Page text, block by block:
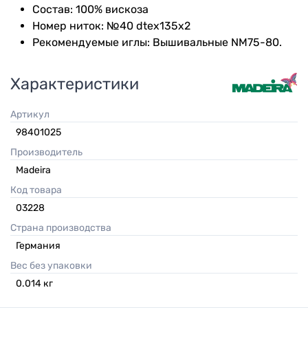
Состав: 100% вискоза
Номер ниток: №40 dtex135x2
Рекомендуемые иглы: Вышивальные NM75-80.
Характеристики
Артикул
98401025
Производитель
Madeira
Код товара
03228
Страна производства
Германия
Вес без упаковки
0.014 кг